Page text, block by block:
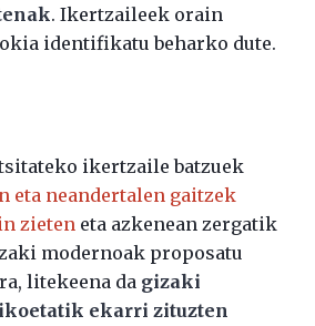
. Ikertzaileek orain
identifikatu beharko dute.
ikertzaile batzuek
eta neandertalen gaitzek
zieten eta azkenean zergatik
modernoak proposatu
litekeena da gizaki
ekarri zituzten